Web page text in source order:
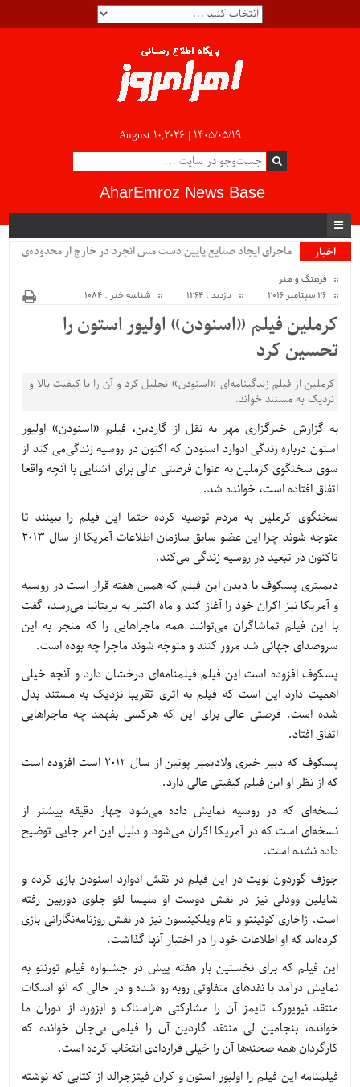
August 10,2026 | ۱۴۰۵/۰۵/۱۹
AharEmroz News Base
اخبار
ماجرای ایجاد صنایع پایین دست مس انجرد در خارج از محدوده‌ی
فرهنگ و هنر
26 سپتامبر 2016
بازدید : 1264 شناسه خبر : 1084
کرملین فیلم «اسنودن» اولیور استون را
تحسین کرد
کرملین از فیلم زندگینامه‌ای «اسنودن» تجلیل کرد و آن را با کیفیت بالا و
نزدیک به مستند خواند.
به گزارش خبرگزاری مهر به نقل از گاردین، فیلم «اسنودن» اولیور
استون درباره زندگی ادوارد اسنودن که اکنون در روسیه زندگی‌می کند از
سوی سخنگوی کرملین به عنوان فرصتی عالی برای آشنایی با آنچه واقعا
اتفاق افتاده است، خوانده شد.
سخنگوی کرملین به مردم توصیه کرده حتما این فیلم را ببینند تا
متوجه شوند چرا این عضو سابق سازمان اطلاعات آمریکا از سال ۲۰۱۳
تاکنون در تبعید در روسیه زندگی می‌کند.
دیمیتری پسکوف با دیدن این فیلم که همین هفته قرار است در روسیه
و آمریکا نیز اکران خود را آغاز کند و ماه اکتبر به بریتانیا می‌رسد، گفت
با این فیلم تماشاگران می‌توانند همه ماجراهایی را که منجر به این
سروصدای جهانی شد مرور کنند و متوجه شوند ماجرا چه بوده است.
پسکوف افزوده است این فیلم فیلمنامه‌ای درخشان دارد و آنچه خیلی
اهمیت دارد این است که فیلم به اثری تقریبا نزدیک به مستند بدل
شده است. فرصتی عالی برای این که هرکسی بفهمد چه ماجراهایی
اتفاق افتاد.
پسکوف که دبیر خبری ولادیمیر پوتین از سال ۲۰۱۲ است افزوده است
که از نظر او این فیلم کیفیتی عالی دارد.
نسخه‌ای که در روسیه نمایش داده می‌شود چهار دقیقه بیشتر از
نسخه‌ای است که در آمریکا اکران می‌شود و دلیل این امر جایی توضیح
داده نشده است.
جوزف گوردون لویت در این فیلم در نقش ادوارد اسنودن بازی کرده و
شایلین وودلی نیز در نقش دوست او ملیسا لئو جلوی دوربین رفته
است. زاخاری کوئینتو و تام ویلکینسون نیز در نقش روزنامه‌نگارانی بازی
کرده‌اند که او اطلاعات خود را در اختیار آنها گذاشت.
این فیلم که برای نخستین بار هفته پیش در جشنواره فیلم تورنتو به
نمایش درآمد با نقدهای متفاوتی روبه رو شده و در حالی که آئو اسکات
منتقد نیویورک تایمز آن را مشارکتی هراسناک و ابزورد از دوران ما
خوانده، بنجامین لی منتقد گاردین آن را فیلمی بی‌جان خوانده که
کارگردان همه صحنه‌ها آن را خیلی قراردادی انتخاب کرده است.
فیلمنامه این فیلم را اولیور استون و کران فیتزجرالد از کتابی که نوشته